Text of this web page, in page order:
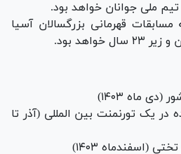
ملی جوانان خواهد بود.
قهرمانی بزرگسالان آسیا
ماه ۱۴۰۳)
یک تورنمنت بین المللی (آذر تا
(اسفندماه ۱۴۰۳)